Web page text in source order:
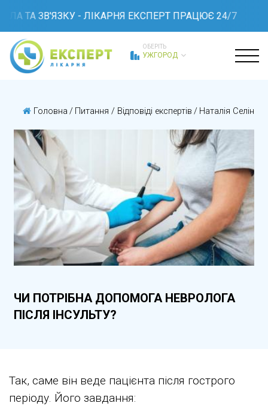
ТА ЗВ'ЯЗКУ - ЛІКАРНЯ ЕКСПЕРТ ПРАЦЮЄ 24/7
ОБЕРІТЬ
УЖГОРОД
Головна / Питання / Відповіді експертів / Наталія Селіна
ЧИ ПОТРІБНА ДОПОМОГА НЕВРОЛОГА
ПІСЛЯ ІНСУЛЬТУ?
Так, саме він веде пацієнта після гострого
періоду. Його завдання: